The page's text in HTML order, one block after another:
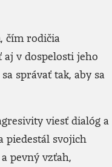
čím rodičia
aj v dospelosti jeho
správať tak, aby sa
viesť dialóg a
piedestál svojich
pevný vzťah,